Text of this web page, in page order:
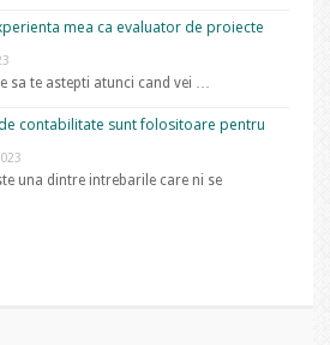
mea ca evaluator de proiecte
sa te astepti atunci cand vei …
contabilitate sunt folositoare pentru
una dintre intrebarile care ni se